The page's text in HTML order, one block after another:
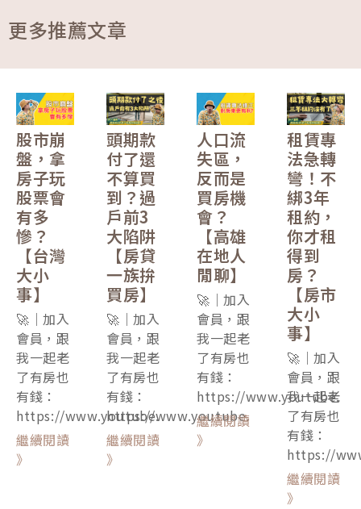
更多推薦文章
股市崩
盤，拿
房子玩
股票會
有多
慘？
【台灣
大小
事】
🚀｜加入
會員，跟
我一起老
了有房也
有錢：
https://www.youtube.
繼續閱讀
》
頭期款
付了還
不算買
到？過
戶前3
大陷阱
【房貸
一族拚
買房】
🚀｜加入
會員，跟
我一起老
了有房也
有錢：
https://www.youtube.
繼續閱讀
》
人口流
失區，
反而是
買房機
會？
【高雄
在地人
閒聊】
🚀｜加入
會員，跟
我一起老
了有房也
有錢：
https://www.youtube.
繼續閱讀
》
租賃專
法急轉
彎！不
綁3年
租約，
你才租
得到
房？
【房市
大小
事】
🚀｜加入
會員，跟
我一起老
了有房也
有錢：
https://
繼續閱讀
》